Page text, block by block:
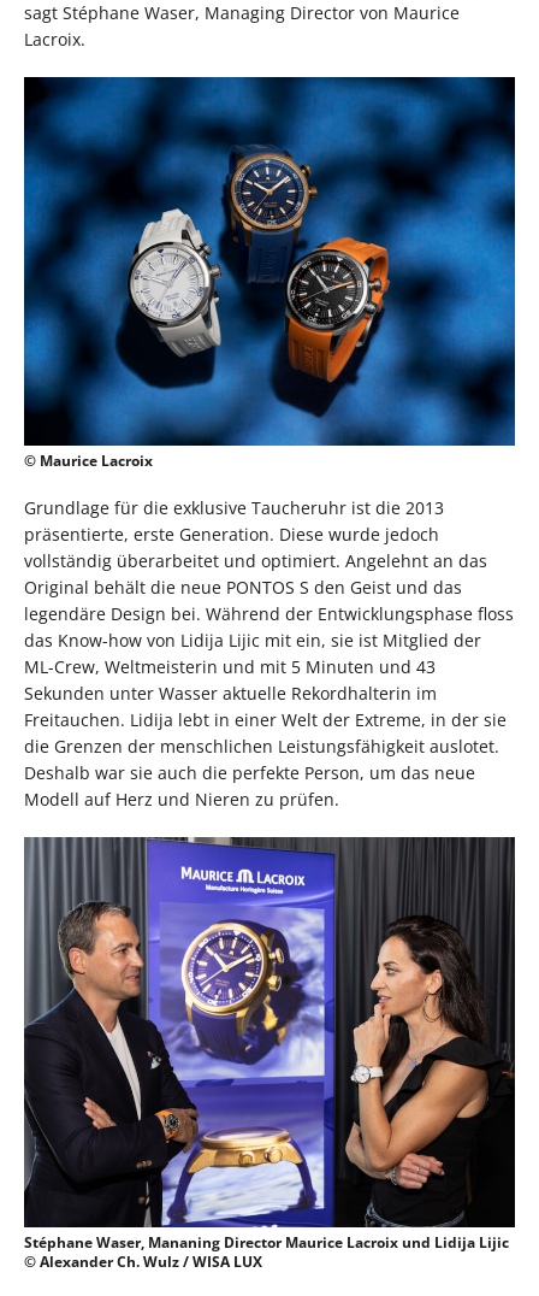
sagt Stéphane Waser, Managing Director von Maurice
Lacroix.
© Maurice Lacroix
Grundlage für die exklusive Taucheruhr ist die 2013
präsentierte, erste Generation. Diese wurde jedoch
vollständig überarbeitet und optimiert. Angelehnt an das
Original behält die neue PONTOS S den Geist und das
legendäre Design bei. Während der Entwicklungsphase floss
das Know-how von Lidija Lijic mit ein, sie ist Mitglied der
ML-Crew, Weltmeisterin und mit 5 Minuten und 43
Sekunden unter Wasser aktuelle Rekordhalterin im
Freitauchen. Lidija lebt in einer Welt der Extreme, in der sie
die Grenzen der menschlichen Leistungsfähigkeit auslotet.
Deshalb war sie auch die perfekte Person, um das neue
Modell auf Herz und Nieren zu prüfen.
Stéphane Waser, Mananing Director Maurice Lacroix und Lidija Lijic
© Alexander Ch. Wulz / WISA LUX